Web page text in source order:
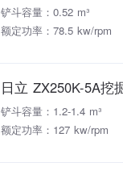
铲斗容量：0.52 m³
额定功率：78.5 kw/rpm
日立 ZX250K-5A挖
铲斗容量：1.2-1.4 m³
额定功率：127 kw/rpm